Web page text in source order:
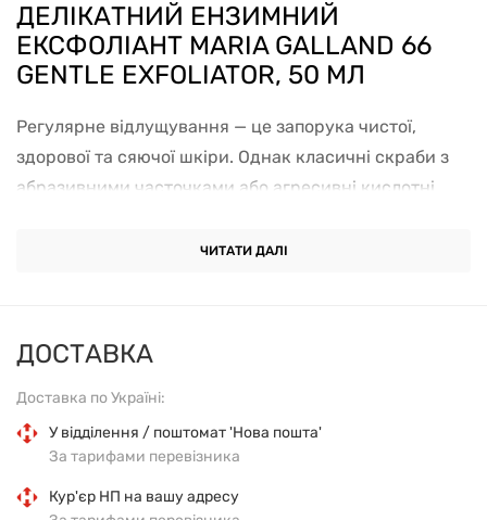
ДОСТАВКА
Доставка по Україні:
У відділення / поштомат 'Нова пошта'
За тарифами перевізника
Кур'єр НП на вашу адресу
ДЕЛІКАТНИЙ ЕНЗИМНИЙ
ЕКСФОЛІАНТ MARIA GALLAND 66
GENTLE EXFOLIATOR, 50 МЛ
Регулярне відлущування — це запорука чистої,
здорової та сяючої шкіри. Однак класичні скраби з
абразивними часточками або агресивні кислотні
ваша шкіра схильна до подразнень, почервоніння чи
розробка французьких косметологів, яка пропонує
революційний, максимально нетравматичний підхід
до глибокого очищення епідермісу. Цей преміальний
засіб створений на основі ферментів і не містить
жодних жорстких скрабувальних гранул.
Унікальна особливість продукту полягає в його
ЧИТАТИ ДАЛІ